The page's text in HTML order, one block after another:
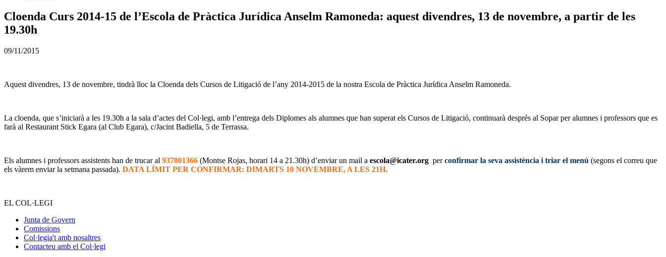
Cloenda Curs 2014-15 de l’Escola de Pràctica Jurídica Anselm Ramoneda: aquest divendres, 13 de novembre, a partir de les
19.30h
09/11/2015
Aquest divendres, 13 de novembre, tindrà lloc la Cloenda dels Cursos de Litigació de l’any 2014-2015 de la nostra Escola de Pràctica Jurídica Anselm Ramoneda.
La cloenda, que s’iniciarà a les 19.30h a la sala d’actes del Col·legi, amb l’entrega dels Diplomes als alumnes que han superat els Cursos de Litigació, continuarà després al Sopar per alumnes i professors que es
farà al Restaurant Stick Egara (al Club Egara), c/Jacint Badiella, 5 de Terrassa.
Els alumnes i professors assistents han de trucar al 937801366 (Montse Rojas, horari 14 a 21.30h) d’enviar un mail a escola@icater.org perconfirmar la seva assistència i triar el menú (segons el correu que
els vàrem enviar la setmana passada). DATA LÍMIT PER CONFIRMAR: DIMARTS 10 NOVEMBRE, A LES 21H.
EL COL·LEGI
Junta de Govern
Comissions
Col·legia't amb nosaltres
Contacteu amb el Col·legi